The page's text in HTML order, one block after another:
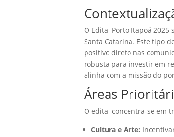
O Edital Porto Itapoá
Santa Catarina. Este tipo
positivo direto nas
robusta para investir em
alinha com a missão do
Áreas
O edital concentra-se em
Cultura e Arte: